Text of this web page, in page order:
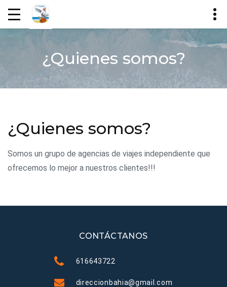
¿Quienes somos?
¿Quienes somos?
Somos un grupo de agencias de viajes independiente que
ofrecemos lo mejor a nuestros clientes!!!
CONTÁCTANOS
616643722
direccionbahia@gmail.com